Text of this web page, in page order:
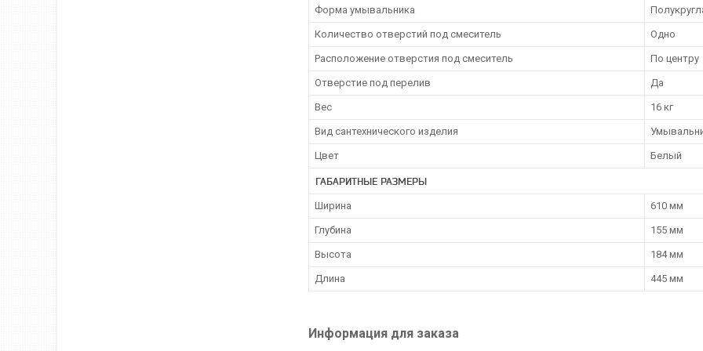
Форма умывальника
Количество отверстий под смеситель Одно
Расположение отверстия под смеситель По центру
Отверстие под перелив Да
Вес 16 кг
Вид сантехнического изделия
Цвет Белый
ГАБАРИТНЫЕ РАЗМЕРЫ
Ширина 610 мм
Глубина 155 мм
Высота 184 мм
Длина 445 мм
Информация для заказа